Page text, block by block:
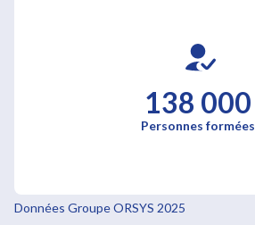
138 000
Personnes formées
Données Groupe ORSYS 2025